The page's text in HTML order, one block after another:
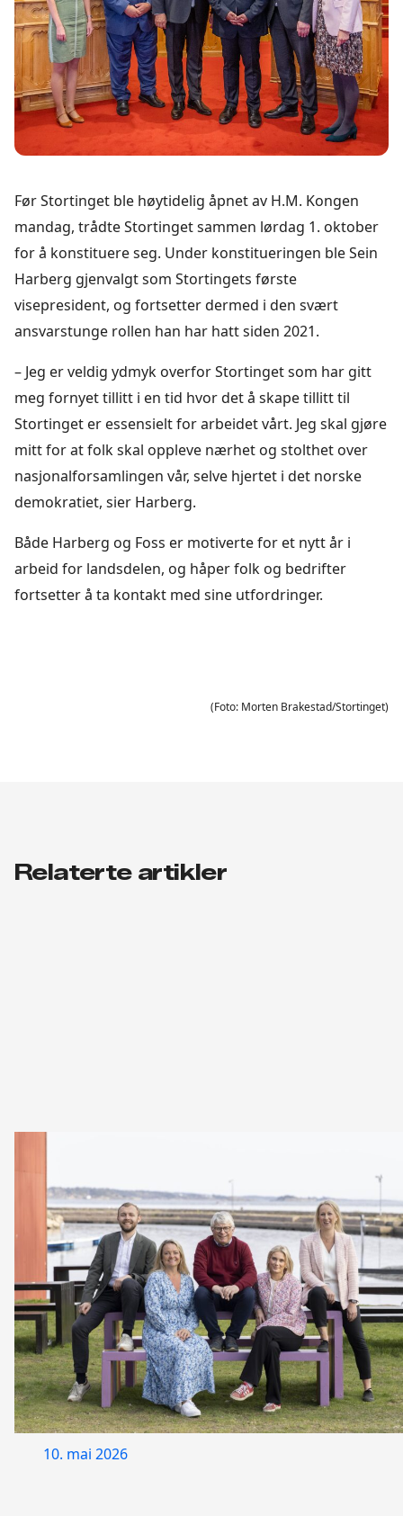
Før Stortinget ble høytidelig åpnet av H.M. Kongen
mandag, trådte Stortinget sammen lørdag 1. oktober
for å konstituere seg. Under konstitueringen ble Sein
Harberg gjenvalgt som Stortingets første
visepresident, og fortsetter dermed i den svært
ansvarstunge rollen han har hatt siden 2021.
– Jeg er veldig ydmyk overfor Stortinget som har gitt
meg fornyet tillitt i en tid hvor det å skape tillitt til
Stortinget er essensielt for arbeidet vårt. Jeg skal gjøre
mitt for at folk skal oppleve nærhet og stolthet over
nasjonalforsamlingen vår, selve hjertet i det norske
demokratiet, sier Harberg.
Både Harberg og Foss er motiverte for et nytt år i
arbeid for landsdelen, og håper folk og bedrifter
fortsetter å ta kontakt med sine utfordringer.
(Foto: Morten Brakestad/Stortinget)
Relaterte artikler
10. mai 2026